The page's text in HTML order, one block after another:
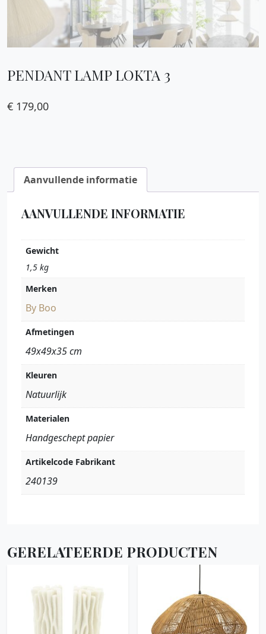
PENDANT LAMP LOKTA 3
€ 179,00
Aanvullende informatie
AANVULLENDE INFORMATIE
Gewicht
1,5 kg
Merken
By Boo
Afmetingen
49x49x35 cm
Kleuren
Natuurlijk
Materialen
Handgeschept papier
Artikelcode Fabrikant
240139
GERELATEERDE PRODUCTEN